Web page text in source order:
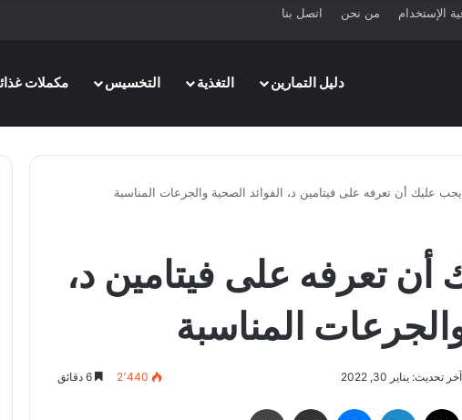
الإستخدام من نحن اتصل بنا
دليل التمارين
التغذية التخسيس مكملات
عليك أن تعرفه على فيتامين د، الفوائد الصحية والجرعات المناسبة
تعرفه على فيتامين د،
المناسبة
آخر تحديث: يناير 30, 2022 2٬440
فيسبوك لينكدإن ماسنجر مشاركة عبر البريد